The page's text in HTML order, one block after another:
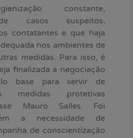
constante,
casos suspeitos,
contatantes e que haja
nos ambientes de
medidas. Para isso, é
finalizada a negociação
base para servir de
medidas protetivas
Mauro Salles. Foi
a necessidade de
de conscientização